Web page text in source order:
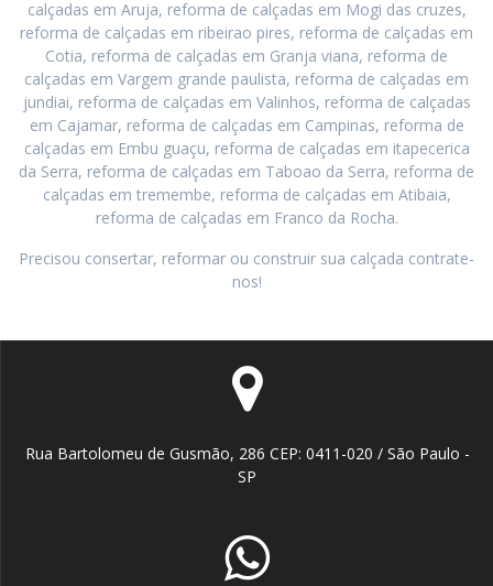
calçadas em Aruja, reforma de calçadas em Mogi das cruzes,
reforma de calçadas em ribeirao pires, reforma de calçadas em
Cotia, reforma de calçadas em Granja viana, reforma de
calçadas em Vargem grande paulista, reforma de calçadas em
jundiai, reforma de calçadas em Valinhos, reforma de calçadas
em Cajamar, reforma de calçadas em Campinas, reforma de
calçadas em Embu guaçu, reforma de calçadas em itapecerica
da Serra, reforma de calçadas em Taboao da Serra, reforma de
calçadas em tremembe, reforma de calçadas em Atibaia,
reforma de calçadas em Franco da Rocha.
Precisou consertar, reformar ou construir sua calçada contrate-
nos!
Rua Bartolomeu de Gusmão, 286 CEP: 0411-020 / São Paulo -
SP